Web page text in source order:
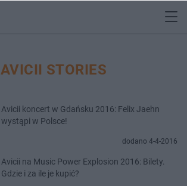
AVICII STORIES
Avicii koncert w Gdańsku 2016: Felix Jaehn
wystąpi w Polsce!
dodano 4-4-2016
Avicii na Music Power Explosion 2016: Bilety.
Gdzie i za ile je kupić?